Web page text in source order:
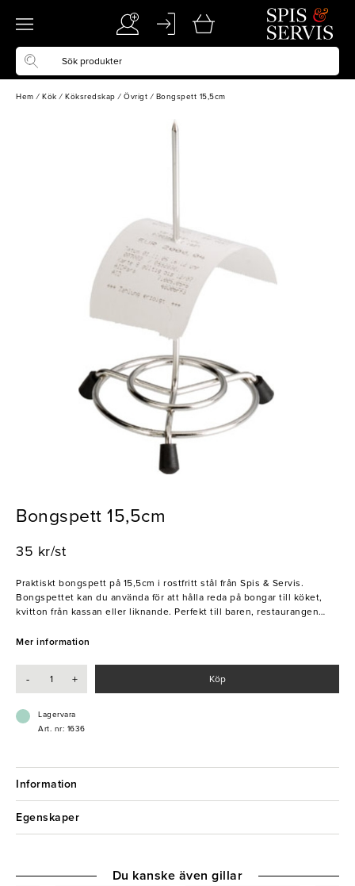
Hem / Kök / Köksredskap / Övrigt / Bongspett 15,5cm
Bongspett 15,5cm
35 kr/st
Praktiskt bongspett på 15,5cm i rostfritt stål från Spis & Servis.
Bongspettet kan du använda för att hålla reda på bongar till köket,
kvitton från kassan eller liknande. Perfekt till baren, restaurangen
med utrustning och redskap i över 30 år.
Mer information
- + Köp
Lagervara
Art. nr: 1636
Information
Egenskaper
Du kanske även gillar